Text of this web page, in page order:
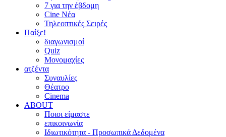
7 για την έβδομη
Cine Νέα
Τηλεοπτικές Σειρές
Παίξε!
διαγωνισμοί
Quiz
Μονομαχίες
ατζέντα
Συναυλίες
Θέατρο
Cinema
ABOUT
Ποιοι είμαστε
επικοινωνία
Ιδιωτικότητα - Προσωπικά Δεδομένα